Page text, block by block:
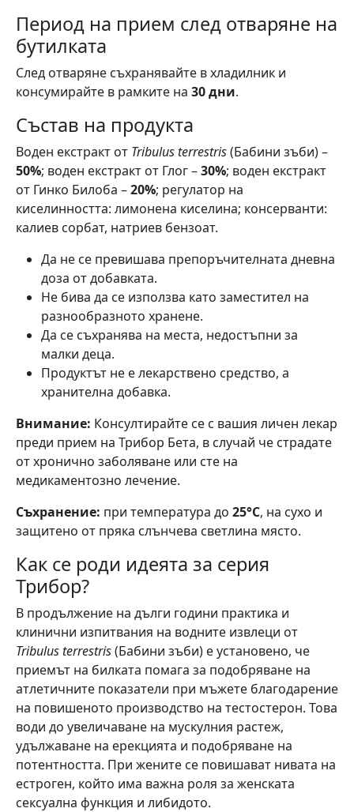
Период на прием след отваряне на
бутилката
След отваряне съхранявайте в хладилник и
консумирайте в рамките на 30 дни.
Състав на продукта
Воден екстракт от Tribulus terrestris(Бабини зъби) –
50%; воден екстракт от Глог –30%; воден екстракт
от Гинко Билоба –20%; регулатор на
киселинността: лимонена киселина; консерванти:
калиев сорбат, натриев бензоат.
Да не се превишава препоръчителната дневна
доза от добавката.
Не бива да се използва като заместител на
разнообразното хранене.
Да се съхранява на места, недостъпни за
малки деца.
Продуктът не е лекарствено средство, а
хранителна добавка.
Внимание: Консултирайте се с вашия личен лекар
преди прием на Трибор Бета, в случай че страдате
от хронично заболяване или сте на
медикаментозно лечение.
Съхранение: при температура до 25°C, на сухо и
защитено от пряка слънчева светлина място.
Как се роди идеята за серия
Трибор?
В продължение на дълги години практика и
клинични изпитвания на водните извлеци от
Tribulus terrestris(Бабини зъби) е установено, че
приемът на билката помага за подобряване на
атлетичните показатели при мъжете благодарение
на повишеното производство на тестостерон. Това
води до увеличаване на мускулния растеж,
удължаване на ерекцията и подобряване на
потентността. При жените се повишават нивата на
естроген, който има важна роля за женската
сексуална функция и либидото.